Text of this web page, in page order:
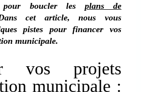
pour boucler les plans de
cet article, nous vous
pistes pour financer vos
municipale.
vos projets
municipale :